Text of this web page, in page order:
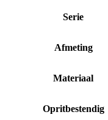
Serie
Afmeting
Materiaal
Opritbestendig